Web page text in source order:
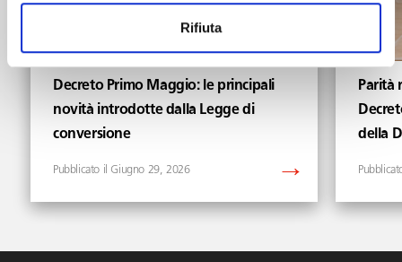
Rifiuta
Decreto Primo Maggio: le principali
novità introdotte dalla Legge di
conversione
Giugno 29, 2026
Parità
della